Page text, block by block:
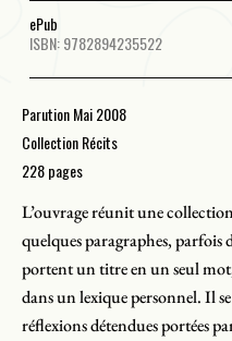
ePub
ISBN: 9782894235522
Parution Mai 2008
Collection Récits
228 pages
L’ouvrage réunit une
quelques paragraphes, parfois
portent un titre en un seul
dans un lexique personnel. Il
réflexions détendues portées